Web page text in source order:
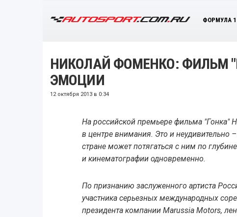
ФОРМУЛА 1
НИКОЛАЙ ФОМЕНКО: ФИЛЬМ
ЭМОЦИИ
12 октября 2013 в 0:34
На российской премьере фильма "Гонка"
в центре внимания. Это и неудивительно
стране может потягаться с ним по
и кинематографии одновременно.
По признанию заслуженного артиста
участника серьезных международных
президента компании Marussia Motors,